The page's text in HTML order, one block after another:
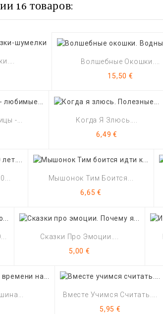
16 товаров:
Волшебные Окошки....
Цена
15,50 €
-...
Когда Я Злюсь....
Цена
6,49 €
Мышонок Тим Боится...
Цена
6,65 €
Сказки Про Эмоции....
Цена
5,00 €
Вместе Учимся Считать....
Цена
5,95 €